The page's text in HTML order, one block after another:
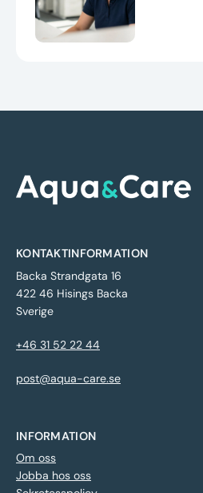
KONTAKTINFORMATION
Backa Strandgata 16
422 46 Hisings Backa
Sverige
+46 31 52 22 44
post@aqua-care.se
INFORMATION
Om oss
Jobba hos oss